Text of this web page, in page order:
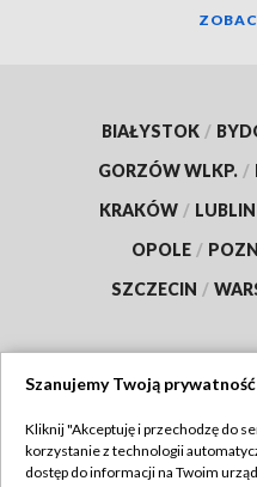
BIAŁYSTOK /
GORZÓW WLKP. /
KRAKÓW / LUBLIN
OPOLE /
SZCZECIN /
Szanujemy Twoją prywatność
Kliknij "Akceptuję i przechodzę do
korzystanie z technologii
dostęp do informacji na Twoim